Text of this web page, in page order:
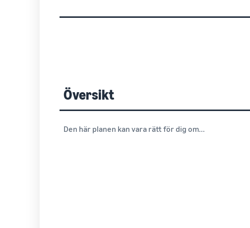
Översikt
Den här planen kan vara rätt för dig om...